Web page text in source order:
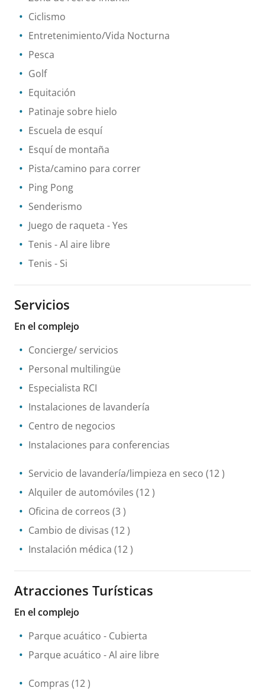
Ciclismo
Entretenimiento/Vida Nocturna
Pesca
Golf
Equitación
Patinaje sobre hielo
Escuela de esquí
Esquí de montaña
Pista/camino para correr
Ping Pong
Senderismo
Juego de raqueta - Yes
Tenis - Al aire libre
Tenis - Si
Servicios
En el complejo
Concierge/ servicios
Personal multilingüe
Especialista RCI
Instalaciones de lavandería
Centro de negocios
Instalaciones para conferencias
Servicio de lavandería/limpieza en seco (12 )
Alquiler de automóviles (12 )
Oficina de correos (3 )
Cambio de divisas (12 )
Instalación médica (12 )
Atracciones Turísticas
En el complejo
Parque acuático - Cubierta
Parque acuático - Al aire libre
Compras (12 )